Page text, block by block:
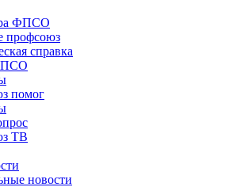
ФПСО
профсоюз
справка
помог
ТВ
новости